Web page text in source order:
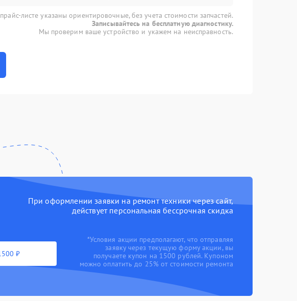
листе указаны ориентировочные, без учета стоимости запчастей.
Записывайтесь на бесплатную диагностику.
Мы проверим ваше устройство и укажем на неисправность.
При оформлении заявки на ремонт техники через сайт,
действует персональная бессрочная скидка
₽
*Условия акции предполагают, что отправляя
заявку через текущую форму акции, вы
получаете купон на 1500 рублей. Купоном
можно оплатить до 25% от стоимости ремонта